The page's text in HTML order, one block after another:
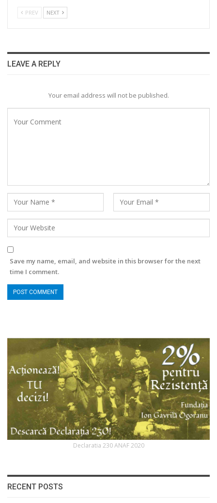
PREV NEXT
LEAVE A REPLY
Your email address will not be published.
Save my name, email, and website in this browser for the next
time I comment.
Declaratia 230 ANAF 2020
RECENT POSTS